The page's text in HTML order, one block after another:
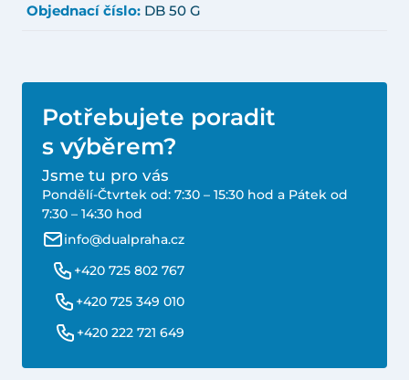
Objednací číslo: DB 50 G
Potřebujete poradit
s výběrem?
Jsme tu pro vás
Pondělí-Čtvrtek od: 7:30 – 15:30 hod a Pátek od
7:30 – 14:30 hod
info@dualpraha.cz
+420 725 802 767
+420 725 349 010
+420 222 721 649